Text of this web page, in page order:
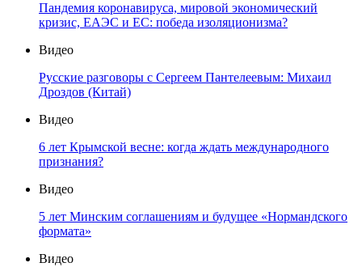
Пандемия коронавируса, мировой экономический
кризис, ЕАЭС и ЕС: победа изоляционизма?
Видео
Русские разговоры с Сергеем Пантелеевым: Михаил
Дроздов (Китай)
Видео
6 лет Крымской весне: когда ждать международного
признания?
Видео
5 лет Минским соглашениям и будущее «Нормандского
формата»
Видео